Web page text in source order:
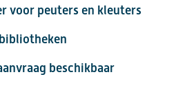
voor peuters en kleuters
beschikbaar